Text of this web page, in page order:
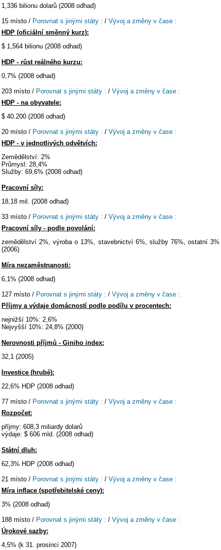
1,336 bilionu dolarů (2008 odhad)
15 místo / Porovnat s jinými státy : / Vývoj a změny v čase :
HDP (oficiální směnný kurz):
$ 1,564 bilionu (2008 odhad)
HDP - růst reálného kurzu:
0,7% (2008 odhad)
203 místo / Porovnat s jinými státy : / Vývoj a změny v čase :
HDP - na obyvatele:
$ 40.200 (2008 odhad)
20 místo / Porovnat s jinými státy : / Vývoj a změny v čase :
HDP - v jednotlivých odvětvích:
Zemědělství: 2%
Průmysl: 28,4%
Služby: 69,6% (2008 odhad)
Pracovní síly:
18,18 mil. (2008 odhad)
33 místo / Porovnat s jinými státy : / Vývoj a změny v čase :
Pracovní síly - podle povolání:
zemědělství 2%, výroba o 13%, stavebnictví 6%, služby 76%, ostatní 3%
(2006)
Míra nezaměstnanosti:
6,1% (2008 odhad)
127 místo / Porovnat s jinými státy : / Vývoj a změny v čase :
Příjmy a výdaje domácností podle podílu v procentech:
nejnižší 10%: 2,6%
Nejvyšší 10%: 24,8% (2000)
Nerovnosti příjmů - Giniho index:
32,1 (2005)
Investice (hrubé):
22,6% HDP (2008 odhad)
77 místo / Porovnat s jinými státy : / Vývoj a změny v čase :
Rozpočet:
příjmy: 608,3 miliardy dolarů
výdaje: $ 606 mld. (2008 odhad)
Státní dluh:
62,3% HDP (2008 odhad)
21 místo / Porovnat s jinými státy : / Vývoj a změny v čase :
Míra inflace (spotřebitelské ceny):
3% (2008 odhad)
188 místo / Porovnat s jinými státy : / Vývoj a změny v čase :
Úrokové sazby:
4,5% (k 31. prosinci 2007)